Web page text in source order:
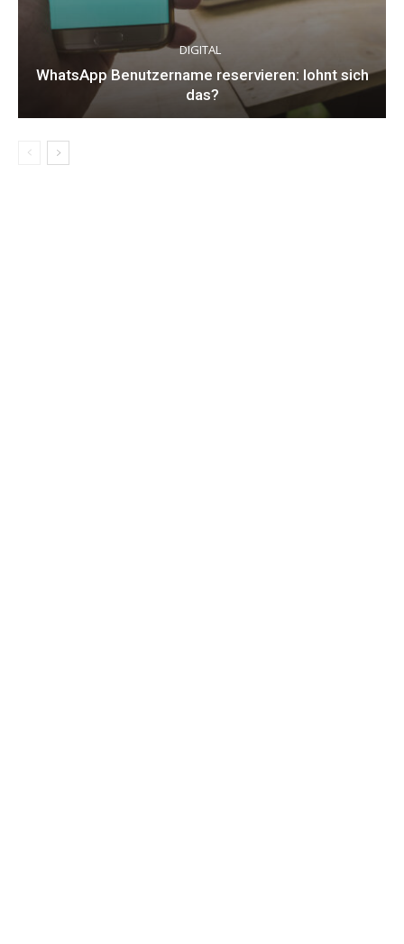
DIGITAL
WhatsApp Benutzername reservieren: lohnt sich
das?